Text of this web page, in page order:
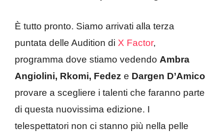
È tutto pronto. Siamo arrivati alla terza
puntata delle Audition di X Factor,
programma dove stiamo vedendo Ambra
Angiolini, Rkomi, Fedez e Dargen D’Amico
provare a scegliere i talenti che faranno parte
di questa nuovissima edizione. I
telespettatori non ci stanno più nella pelle